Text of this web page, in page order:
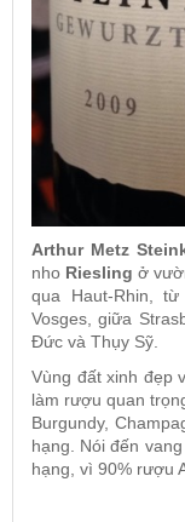
Arthur Metz
nho Riesling ở
qua Haut-Rhin,
Vosges, giữa
Đức và Thụy Sỹ.
Vùng đất xinh đẹp
làm rượu quan
Burgundy,
hạng. Nói đến
hạng, vì 90% rượu